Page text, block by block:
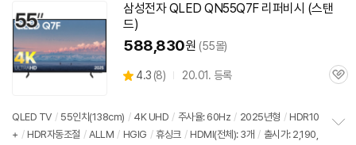
삼성전자 QLED QN55Q7F 리퍼비시 (스탠
드)
588,830원 (55몰)
별
4.3 (상
뷰
8) 20.01. 등록
관
QLED TV / 55인치 (138cm) / 4K UHD / 주사율: 60Hz / 2025년형 / HDR10
+ / HDR자동조절 / ALLM / HGIG / 휴싱크 / HDMI(전체): 3개 / 출시가: 2,190,